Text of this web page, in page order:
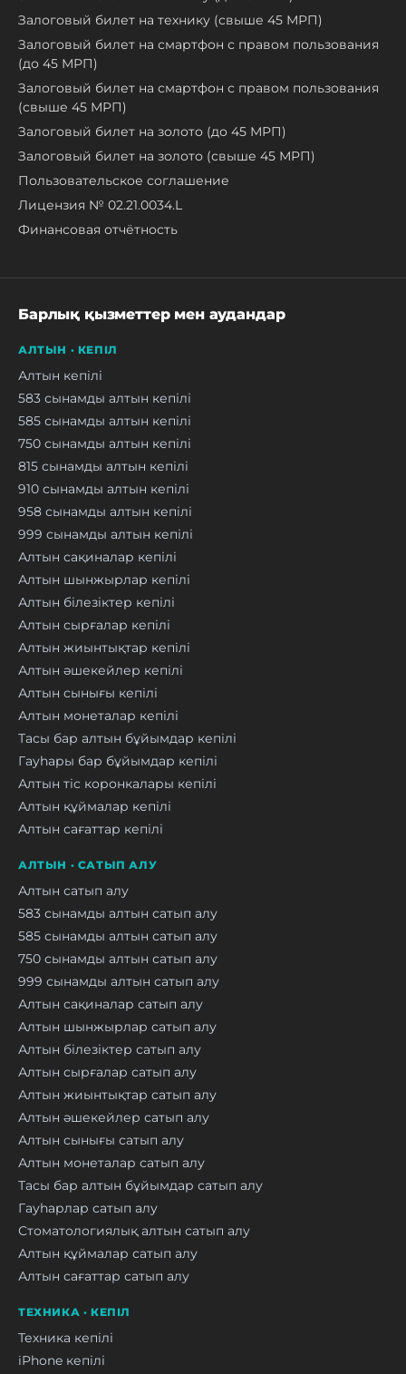
Залоговый билет на технику (свыше 45 МРП)
Залоговый билет на смартфон с правом пользования
(до 45 МРП)
Залоговый билет на смартфон с правом пользования
(свыше 45 МРП)
Залоговый билет на золото (до 45 МРП)
Залоговый билет на золото (свыше 45 МРП)
Пользовательское соглашение
Лицензия № 02.21.0034.L
Финансовая отчётность
Барлық қызметтер мен аудандар
АЛТЫН · КЕПІЛ
Алтын кепілі
583 сынамды алтын кепілі
585 сынамды алтын кепілі
750 сынамды алтын кепілі
815 сынамды алтын кепілі
910 сынамды алтын кепілі
958 сынамды алтын кепілі
999 сынамды алтын кепілі
Алтын сақиналар кепілі
Алтын шынжырлар кепілі
Алтын білезіктер кепілі
Алтын сырғалар кепілі
Алтын жиынтықтар кепілі
Алтын әшекейлер кепілі
Алтын сынығы кепілі
Алтын монеталар кепілі
Тасы бар алтын бұйымдар кепілі
Гауһары бар бұйымдар кепілі
Алтын тіс коронкалары кепілі
Алтын құймалар кепілі
Алтын сағаттар кепілі
АЛТЫН · САТЫП АЛУ
Алтын сатып алу
583 сынамды алтын сатып алу
585 сынамды алтын сатып алу
750 сынамды алтын сатып алу
999 сынамды алтын сатып алу
Алтын сақиналар сатып алу
Алтын шынжырлар сатып алу
Алтын білезіктер сатып алу
Алтын сырғалар сатып алу
Алтын жиынтықтар сатып алу
Алтын әшекейлер сатып алу
Алтын сынығы сатып алу
Алтын монеталар сатып алу
Тасы бар алтын бұйымдар сатып алу
Гауһарлар сатып алу
Стоматологиялық алтын сатып алу
Алтын құймалар сатып алу
Алтын сағаттар сатып алу
ТЕХНИКА · КЕПІЛ
Техника кепілі
iPhone кепілі